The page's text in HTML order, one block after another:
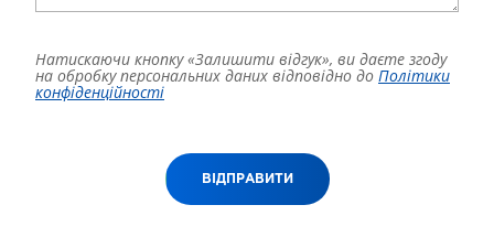
Натискаючи кнопку «Залишити відгук», ви даєте згоду
на обробку персональних даних відповідно до Політики
конфіденційності
ВІДПРАВИТИ